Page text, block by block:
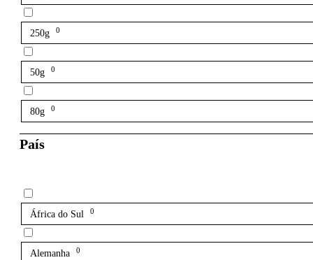
250g 0
50g 0
80g 0
País
África do Sul 0
Alemanha 0